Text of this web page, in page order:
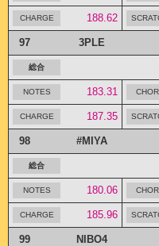
188.62
97 3PLE
183.31
187.35
98 #MIYA
180.06
185.96
99 NIBO4